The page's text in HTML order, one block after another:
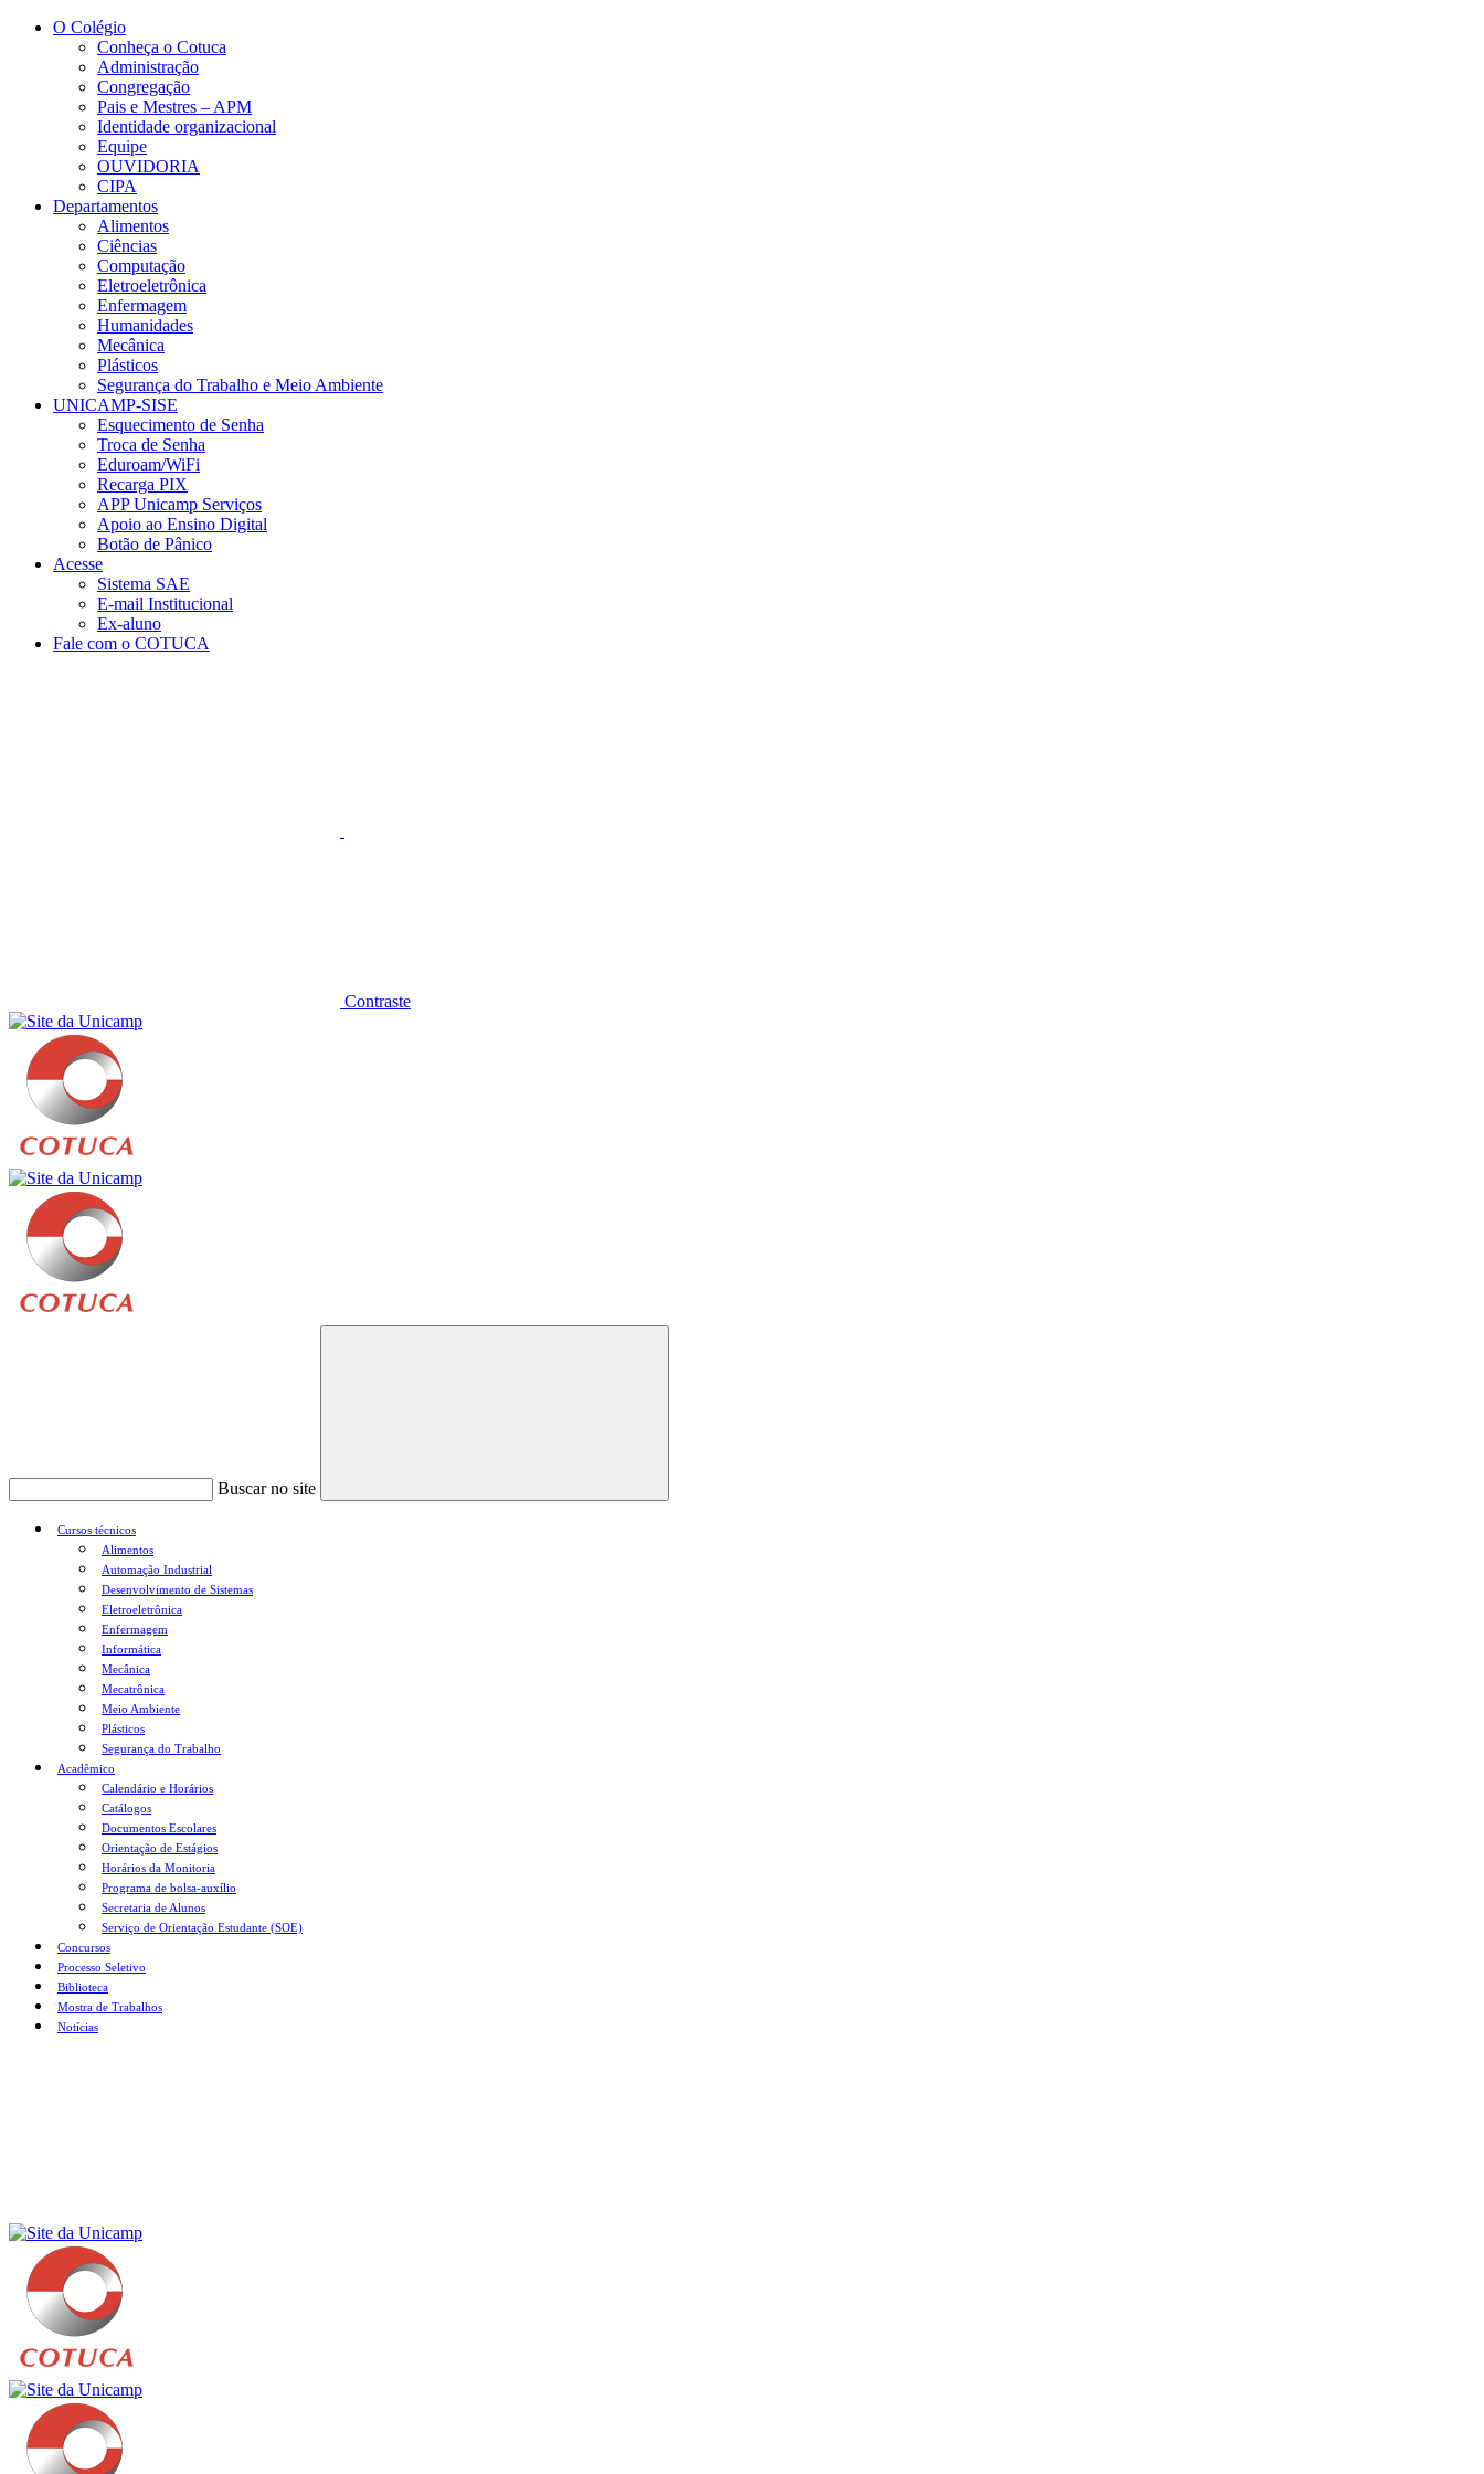
Conteúdo principal
O Colégio
Conheça o Cotuca
Administração
Congregação
Pais e Mestres – APM
Identidade organizacional
Equipe
OUVIDORIA
CIPA
Departamentos
Alimentos
Ciências
Computação
Eletroeletrônica
Enfermagem
Humanidades
Mecânica
Plásticos
Segurança do Trabalho e Meio Ambiente
UNICAMP-SISE
Esquecimento de Senha
Troca de Senha
Eduroam/WiFi
Recarga PIX
APP Unicamp Serviços
Apoio ao Ensino Digital
Botão de Pânico
Acesse
Sistema SAE
E-mail Institucional
Ex-aluno
Fale com o COTUCA
Contraste
Buscar no site
Buscar
Cursos técnicos
Alimentos
Automação Industrial
Desenvolvimento de Sistemas
Eletroeletrônica
Enfermagem
Informática
Mecânica
Mecatrônica
Meio Ambiente
Plásticos
Segurança do Trabalho
Acadêmico
Calendário e Horários
Catálogos
Documentos Escolares
Orientação de Estágios
Horários da Monitoria
Programa de bolsa-auxílio
Secretaria de Alunos
Serviço de Orientação Estudante (SOE)
Concursos
Processo Seletivo
Biblioteca
Mostra de Trabalhos
Notícias